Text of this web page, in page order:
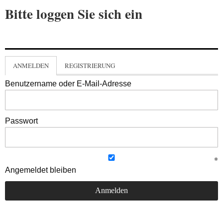
Bitte loggen Sie sich ein
ANMELDEN REGISTRIERUNG
Benutzername oder E-Mail-Adresse
Passwort
Angemeldet bleiben